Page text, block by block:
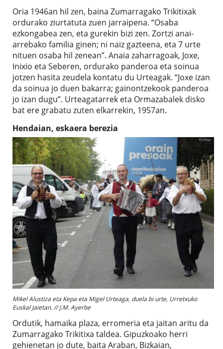
Oria 1946an hil zen, baina Zumarragako Trikitixak
ordurako ziurtatuta zuen jarraipena. “Osaba
ezkongabea zen, eta gurekin bizi zen. Zortzi anai-
arrebako familia ginen; ni naiz gazteena, eta 7 urte
nituen osaba hil zenean”. Anaia zaharragoak, Joxe,
Inixio eta Seberen, ordurako panderoa eta soinua
jotzen hasita zeudela kontatu du Urteagak. “Joxe izan
da soinua jo duen bakarra; gainontzekook panderoa
jo izan dugu”. Urteagatarrek eta Ormazabalek disko
bat ere grabatu zuten elkarrekin, 1957an.
Hendaian, eskaera berezia
Mikel Alustiza eta Kepa eta Migel Urteaga, duela bi urte, Urretxuko
Euskal Jaietan. // J.M. Ayerbe
Ordutik, hamaika plaza, erromeria eta jaitan aritu da
Zumarragako Trikitixa taldea. Gipuzkoako herri
gehienetan jo dute, baita Araban, Bizkaian,